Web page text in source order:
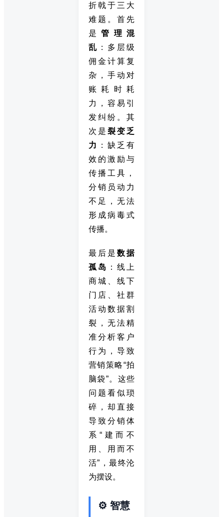
折戟于三大
难题。首先
是管理混
乱 ：多层级
佣金计算复
杂，手动对
账耗时耗
力，容易引
发纠纷。其
次是 裂变乏
力
：缺乏有
效的激励与
传播工具，
分销员动力
不足，无法
形成病毒式
传播。
最后是 数据
孤岛
：线上
商城、线下
门店、社群
活动数据割
裂，无法精
准分析客户
行为，导致
营销策略“拍
脑袋”。这些
问题看似琐
碎，却直接
导致分销体
系“建而不
用、用而不
活”，最终沦
为摆设。
⚙️ 智慧